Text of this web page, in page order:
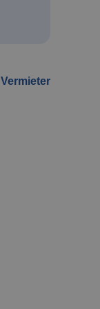
Vermieter